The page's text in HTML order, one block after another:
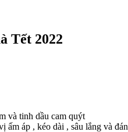
Tết 2022
và tinh dầu cam quýt
áp , kéo dài , sâu lắng và